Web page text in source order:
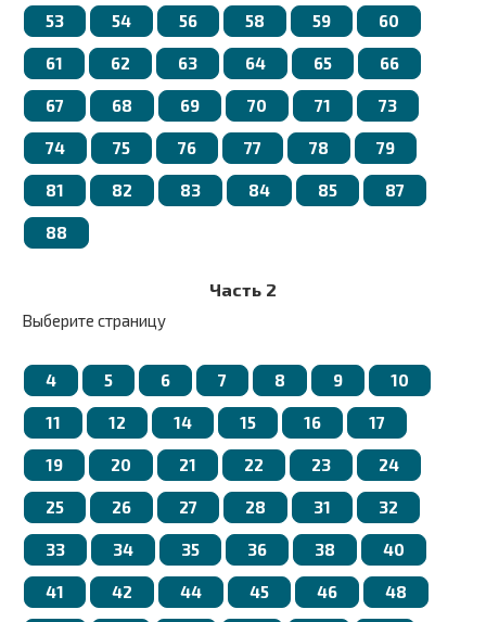
53 54 56 58 59 60
61 62 63 64 65 66
67 68 69 70 71 73
74 75 76 77 78 79
81 82 83 84 85 87
88
Часть 2
Выберите страницу
4 5 6 7 8 9 10
11 12 14 15 16 17
19 20 21 22 23 24
25 26 27 28 31 32
33 34 35 36 38 40
41 42 44 45 46 48